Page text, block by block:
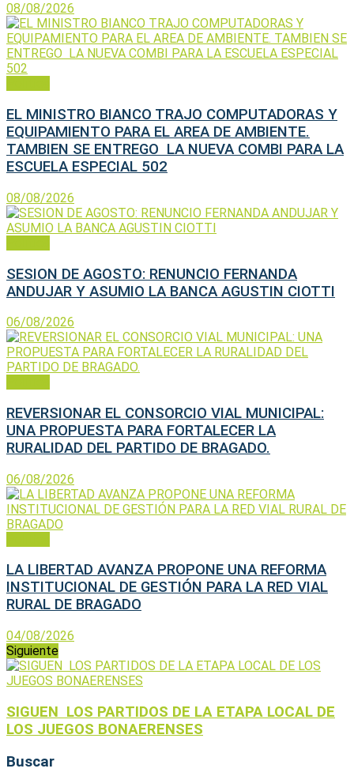
08/08/2026
EL MINISTRO BIANCO TRAJO COMPUTADORAS Y
EQUIPAMIENTO PARA EL AREA DE AMBIENTE.
TAMBIEN SE ENTREGO LA NUEVA COMBI PARA LA
ESCUELA ESPECIAL 502
08/08/2026
SESION DE AGOSTO: RENUNCIO FERNANDA
ANDUJAR Y ASUMIO LA BANCA AGUSTIN CIOTTI
06/08/2026
REVERSIONAR EL CONSORCIO VIAL MUNICIPAL:
UNA PROPUESTA PARA FORTALECER LA
RURALIDAD DEL PARTIDO DE BRAGADO.
06/08/2026
LA LIBERTAD AVANZA PROPONE UNA REFORMA
INSTITUCIONAL DE GESTIÓN PARA LA RED VIAL
RURAL DE BRAGADO
04/08/2026
Siguiente
SIGUEN LOS PARTIDOS DE LA ETAPA LOCAL DE
LOS JUEGOS BONAERENSES
Buscar